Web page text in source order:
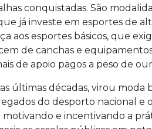
conquistadas. São
já investe em esportes de
aos esportes básicos, que
de canchas e
de apoio pagos a peso de
últimas décadas, virou
do desporto nacional e
motivando e incentivando a